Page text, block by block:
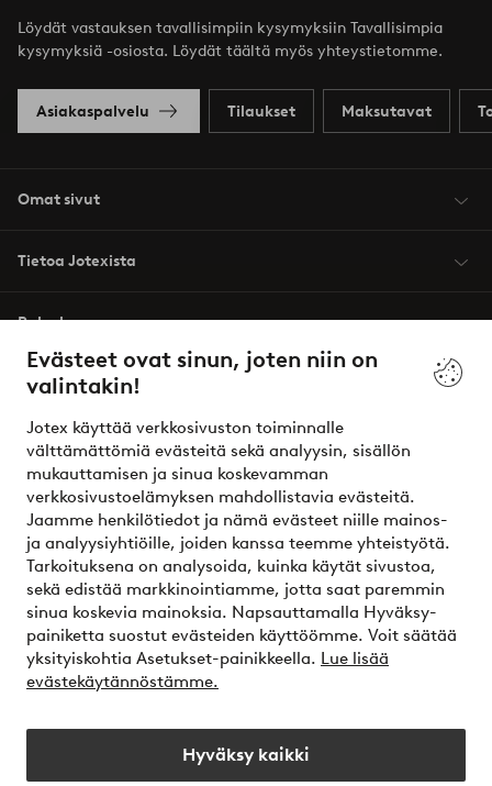
Evästeet ovat sinun, joten niin on
valintakin!
Jotex käyttää verkkosivuston toiminnalle
välttämättömiä evästeitä sekä analyysin, sisällön
mukauttamisen ja sinua koskevamman
verkkosivustoelämyksen mahdollistavia evästeitä.
Jaamme henkilötiedot ja nämä evästeet niille mainos-
ja analyysiyhtiöille, joiden kanssa teemme yhteistyötä.
Tarkoituksena on analysoida, kuinka käytät sivustoa,
sekä edistää markkinointiamme, jotta saat paremmin
sinua koskevia mainoksia. Napsauttamalla Hyväksy-
painiketta suostut evästeiden käyttöömme. Voit säätää
yksityiskohtia Asetukset-painikkeella. Lue lisää
evästekäytännöstämme.
Hyväksy kaikki
Löydät vastauksen tavallisimpiin kysymyksiin Tavallisimpia
kysymyksiä -osiosta. Löydät täältä myös yhteystietomme.
Asiakaspalvelu Tilaukset Maksutavat
Omat sivut
Tietoa Jotexista
Palvelumme
Ehdot
Ystävät
Turvalliset maksut – maksa nyt tai erissä
Haluatko tietää lisää maksuvaihtoehdoistamme?
elpy